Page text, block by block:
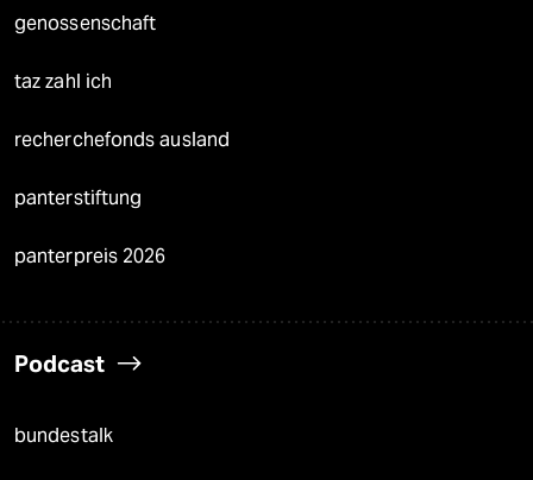
genossenschaft
taz zahl ich
recherchefonds ausland
panterstiftung
panterpreis 2026
Podcast
bundestalk